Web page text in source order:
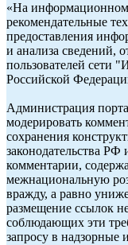
«На
рекомендательные
предоставления
и анализа сведений,
пользователей сети
Российской
Администрация
модерировать
сохранения
законодательства
комментарии,
межнациональную
вражду, а равно
размещение ссылок
соблюдающих эти
запросу в надзорные